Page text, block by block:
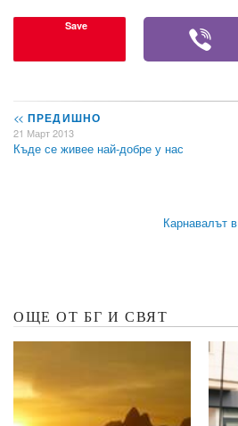
Save
<< ПРЕДИШНО
21 Март 2013
Къде се живее най-добре у нас
Карнавалът
ОЩЕ ОТ БГ И СВЯТ